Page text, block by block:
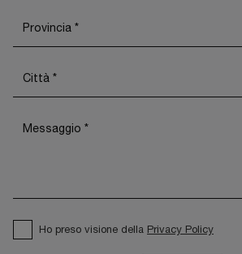
Ho preso visione della Privacy Policy